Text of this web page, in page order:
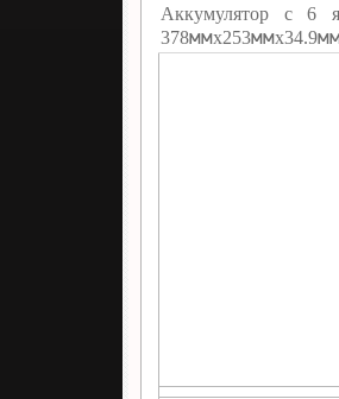
Аккумулятор c 6
378ммх253ммх34.9